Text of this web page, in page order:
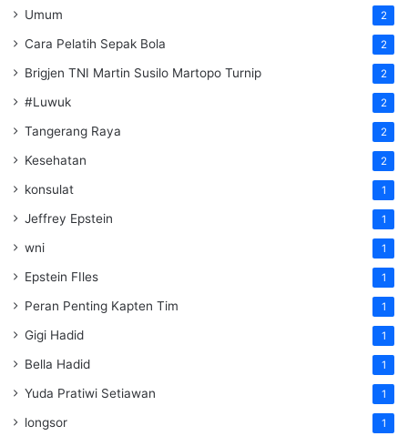
Umum 2
Cara Pelatih Sepak Bola 2
Brigjen TNI Martin Susilo Martopo Turnip 2
#Luwuk 2
Tangerang Raya 2
Kesehatan 2
konsulat 1
Jeffrey Epstein 1
wni 1
Epstein FIles 1
Peran Penting Kapten Tim 1
Gigi Hadid 1
Bella Hadid 1
Yuda Pratiwi Setiawan 1
longsor 1